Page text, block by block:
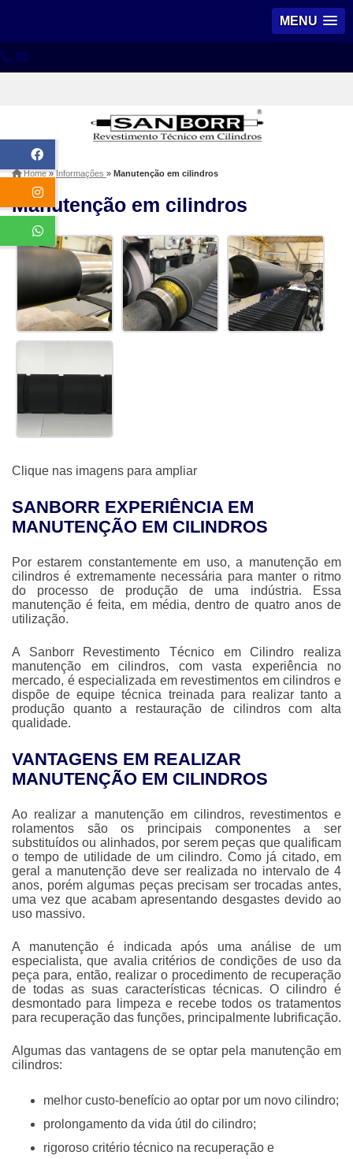
MENU
Home»Informações » Manutenção em cilindros
Manutenção em cilindros
Clique nas imagens para ampliar
SANBORR EXPERIÊNCIA EM
MANUTENÇÃO EM CILINDROS
Por estarem constantemente em uso, a manutenção em
cilindros é extremamente necessária para manter o ritmo
do processo de produção de uma indústria. Essa
manutenção é feita, em média, dentro de quatro anos de
utilização.
A Sanborr Revestimento Técnico em Cilindro realiza
manutenção em cilindros, com vasta experiência no
mercado, é especializada em revestimentos em cilindros e
dispõe de equipe técnica treinada para realizar tanto a
produção quanto a restauração de cilindros com alta
qualidade.
VANTAGENS EM REALIZAR
MANUTENÇÃO EM CILINDROS
Ao realizar a manutenção em cilindros, revestimentos e
rolamentos são os principais componentes a ser
substituídos ou alinhados, por serem peças que qualificam
o tempo de utilidade de um cilindro. Como já citado, em
geral a manutenção deve ser realizada no intervalo de 4
anos, porém algumas peças precisam ser trocadas antes,
uma vez que acabam apresentando desgastes devido ao
uso massivo.
A manutenção é indicada após uma análise de um
especialista, que avalia critérios de condições de uso da
peça para, então, realizar o procedimento de recuperação
de todas as suas características técnicas. O cilindro é
desmontado para limpeza e recebe todos os tratamentos
para recuperação das funções, principalmente lubrificação.
Algumas das vantagens de se optar pela manutenção em
cilindros:
melhor custo-benefício ao optar por um novo cilindro;
prolongamento da vida útil do cilindro;
rigoroso critério técnico na recuperação e